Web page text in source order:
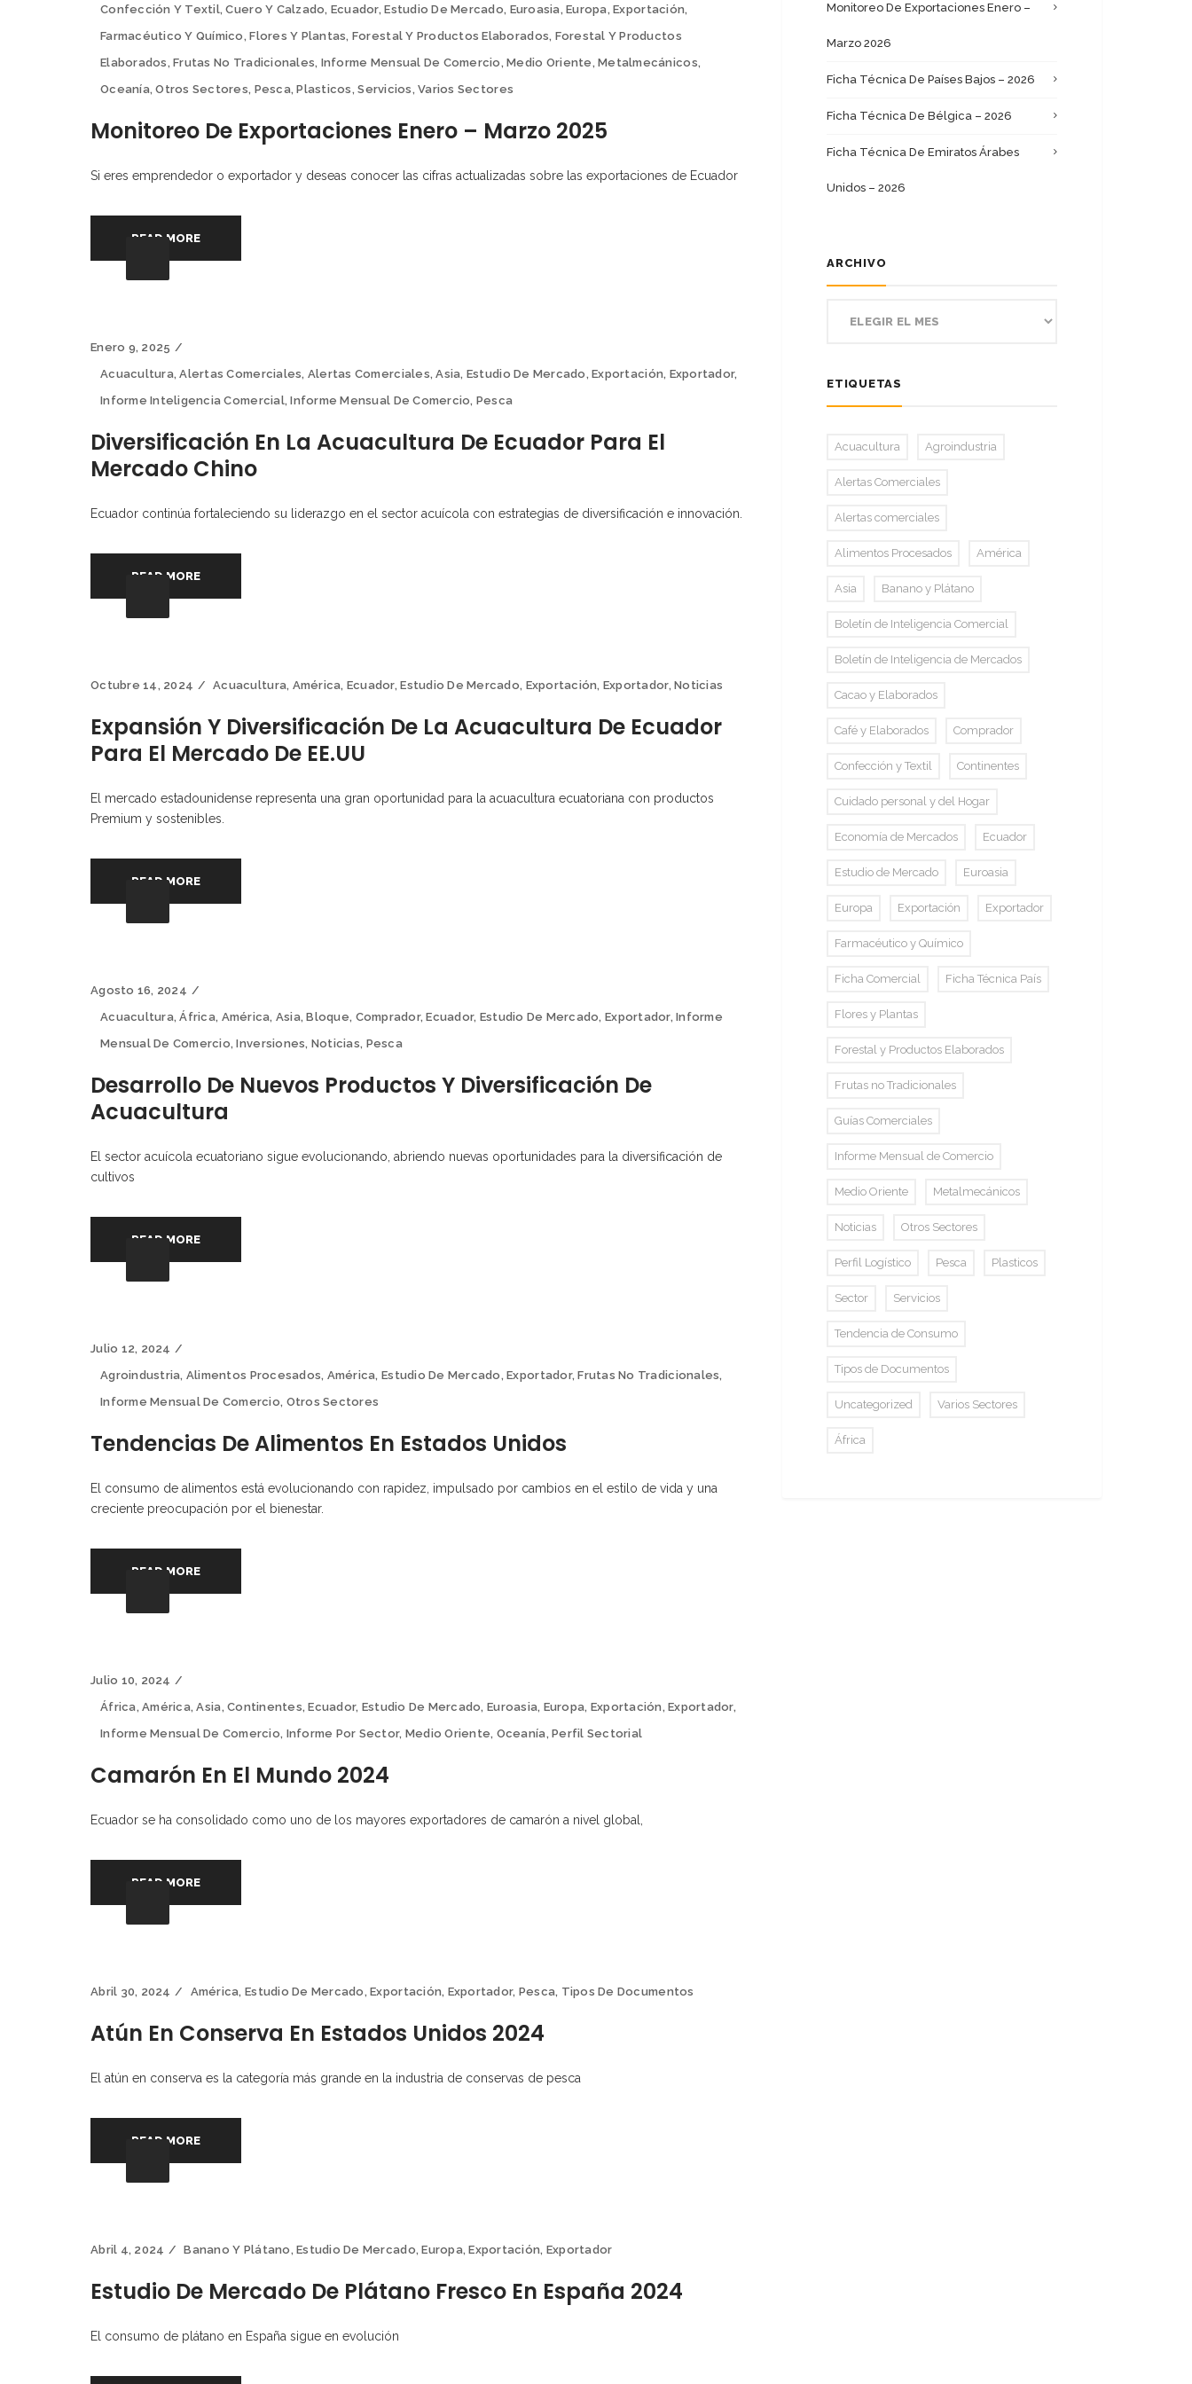
Confección Y Textil,Cuero Y Calzado, Ecuador,Estudio De Mercado, Euroasia,Europa,Exportación,
Farmacéutico Y Químico ,Flores Y Plantas, Forestal Y Productos Elaborados, Forestal Y Productos
Elaborados ,Frutas No Tradicionales, Informe Mensual De Comercio ,Medio Oriente ,Metalmecánicos,
Oceanía,Otros Sectores, Pesca,Plasticos ,Servicios ,Varios Sectores
Monitoreo De Exportaciones Enero – Marzo 2025
Si eres emprendedor o exportador y deseas conocer las cifras actualizadas sobre las exportaciones de Ecuador
READ MORE
Enero 9, 2025
Acuacultura,Alertas Comerciales, Alertas Comerciales,Asia, Estudio De Mercado ,Exportación, Exportador,
Informe Inteligencia Comercial,Informe Mensual De Comercio, Pesca
Diversificación En La Acuacultura De Ecuador Para El
Mercado Chino
Ecuador continúa fortaleciendo su liderazgo en el sector acuícola con estrategias de diversificación e innovación.
READ MORE
Octubre 14, 2024 Acuacultura, América, Ecuador,Estudio De Mercado, Exportación, Exportador,Noticias
Expansión Y Diversificación De La Acuacultura De Ecuador
Para El Mercado De EE.UU
El mercado estadounidense representa una gran oportunidad para la acuacultura ecuatoriana con productos
Premium y sostenibles.
READ MORE
Agosto 16, 2024
Acuacultura,África, América, Asia,Bloque, Comprador,Ecuador, Estudio De Mercado, Exportador,Informe
Mensual De Comercio,Inversiones, Noticias, Pesca
Desarrollo De Nuevos Productos Y Diversificación De
Acuacultura
El sector acuícola ecuatoriano sigue evolucionando, abriendo nuevas oportunidades para la diversificación de
cultivos
READ MORE
Julio 12, 2024
Agroindustria, Alimentos Procesados, América,Estudio De Mercado ,Exportador,Frutas No Tradicionales,
Informe Mensual De Comercio, Otros Sectores
Tendencias De Alimentos En Estados Unidos
El consumo de alimentos está evolucionando con rapidez, impulsado por cambios en el estilo de vida y una
creciente preocupación por el bienestar.
READ MORE
Julio 10, 2024
África,América,Asia,Continentes,Ecuador, Estudio De Mercado,Euroasia, Europa, Exportación ,Exportador,
Informe Mensual De Comercio, Informe Por Sector, Medio Oriente, Oceanía,Perfil Sectorial
Camarón En El Mundo 2024
Ecuador se ha consolidado como uno de los mayores exportadores de camarón a nivel global,
READ MORE
Abril 30, 2024 América, Estudio De Mercado ,Exportación, Exportador, Pesca, Tipos De Documentos
Atún En Conserva En Estados Unidos 2024
El atún en conserva es la categoría más grande en la industria de conservas de pesca
READ MORE
Abril 4, 2024 Banano Y Plátano ,Estudio De Mercado,Europa,Exportación, Exportador
Estudio De Mercado De Plátano Fresco En España 2024
El consumo de plátano en España sigue en evolución
Monitoreo De Exportaciones Enero –
Marzo 2026
Ficha Técnica De Países Bajos – 2026
Ficha Técnica De Bélgica – 2026
Ficha Técnica De Emiratos Árabes
Unidos – 2026
ARCHIVO
ETIQUETAS
Acuacultura Agroindustria
Alertas Comerciales
Alertas comerciales
Alimentos Procesados América
Asia Banano y Plátano
Boletín de Inteligencia Comercial
Boletín de Inteligencia de Mercados
Cacao y Elaborados
Café y Elaborados Comprador
Confección y Textil Continentes
Cuidado personal y del Hogar
Economía de Mercados Ecuador
Estudio de Mercado Euroasia
Europa Exportación Exportador
Farmacéutico y Químico
Ficha Comercial Ficha Técnica País
Flores y Plantas
Forestal y Productos Elaborados
Frutas no Tradicionales
Guías Comerciales
Informe Mensual de Comercio
Medio Oriente Metalmecánicos
Noticias Otros Sectores
Perfil Logístico Pesca Plasticos
Sector Servicios
Tendencia de Consumo
Tipos de Documentos
Uncategorized Varios Sectores
África